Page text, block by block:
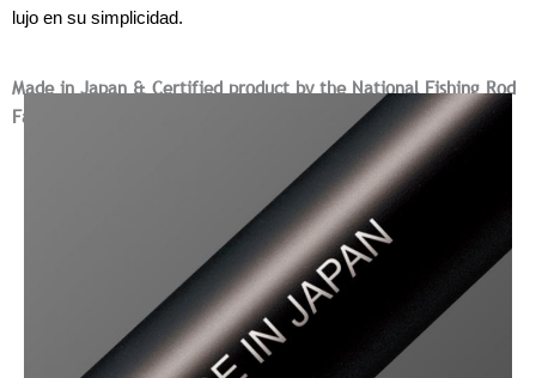
lujo en su simplicidad.
Made in Japan & Certified product by the National Fishing Rod
Fair Trade Council